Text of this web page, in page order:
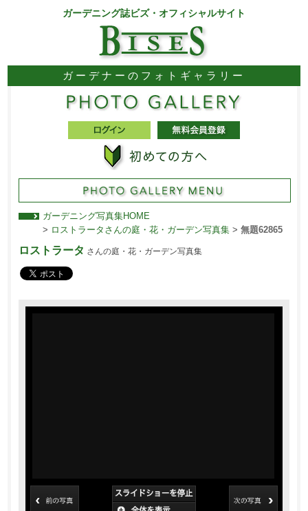
ガーデニング誌ビズ・オフィシャルサイト
ガーデナーのフォトギャラリー
ガーデニング写真集HOME
> ロストラータさんの庭・花・ガーデン写真集> 無題62865
ロストラータ さんの庭・花・ガーデン写真集